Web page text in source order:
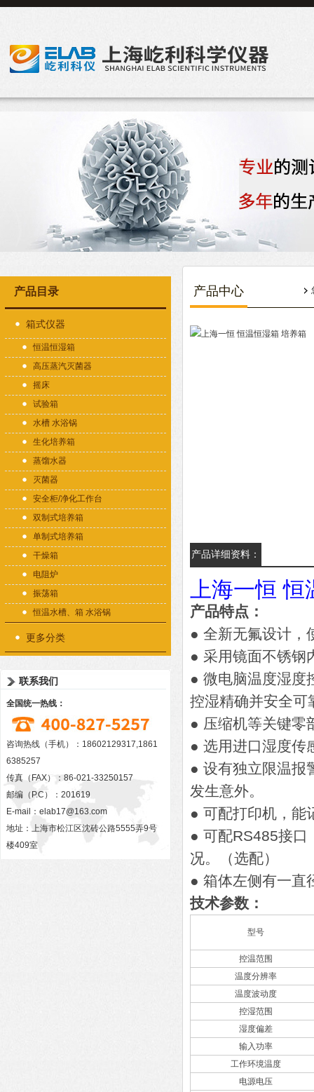
产品目录
箱式仪器
恒温恒湿箱
高压蒸汽灭菌器
摇床
试验箱
水槽 水浴锅
生化培养箱
蒸馏水器
灭菌器
安全柜/净化工作台
双制式培养箱
单制式培养箱
干燥箱
电阻炉
振荡箱
恒温水槽、箱 水浴锅
更多分类
联系我们
全国统一热线：
咨询热线（手机）：18602129317,1861
6385257
传真（FAX）：86-021-33250157
邮编（P.C）：201619
E-mail： elab17@163.com
地址：上海市松江区沈砖公路5555弄9号
楼409室
产品中心
产品详细资料：
上海一恒
产品特点：
● 全新无氟设计，
● 采用镜面不锈钢
● 微电脑温度湿度
控湿精确并安全可
● 压缩机等关键零
● 选用进口湿度传
● 设有独立限温报
发生意外。
● 可配打印机，能
● 可配RS485接口
况。（选配）
● 箱体左侧有一直
技术参数：
型号
控温范围
温度分辨率
温度波动度
控湿范围
湿度偏差
输入功率
工作环境温度
电源电压